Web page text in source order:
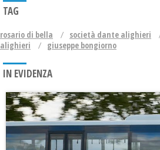
TAG
rosario di bella società dante alighieri
alighieri
giuseppe bongiorno
IN EVIDENZA